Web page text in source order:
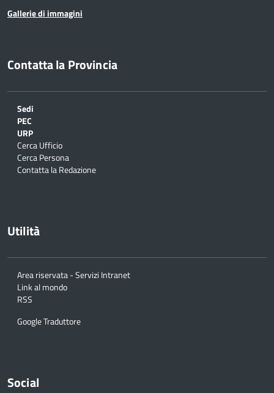
Gallerie di immagini
Contatta la Provincia
Sedi
PEC
URP
Cerca Ufficio
Cerca Persona
Contatta la Redazione
Utilità
Area riservata - Servizi Intranet
Link al mondo
RSS
Google Traduttore
Social